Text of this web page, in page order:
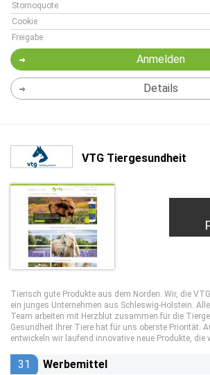
Stornoquote
Cookie
Freigabe
Anmelden
Details
VTG Tiergesundheit
Tierisch gute Produkte aus dem Norden. Wir, die
ein junges Unternehmen aus Schleswig-Holstein.
Team arbeiten mit Herzblut zusammen für die
Gesundheit Ihrer Tiere hat für uns oberste Priorität.
entwickeln wir laufend innovative neue Produkte, die
31 Werbemittel